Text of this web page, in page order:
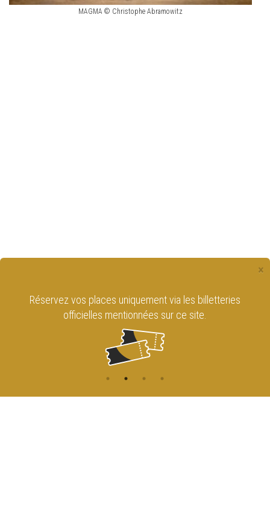
MAGMA © Christophe Abramowitz
×
Réservez vos places uniquement via les billetteries
officielles mentionnées sur ce site.